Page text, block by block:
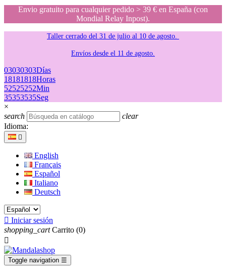
Envio gratuito para cualquier pedido > 39 € en España (con
Mondial Relay Inpost).
Taller cerrado del 31 de julio al 10 de agosto.
Envíos desde el 11 de agosto.
03030303Días
18181818Horas
52525252Min
35353535Seg
×
search
clear
Idioma:

English
Français
Español
Italiano
Deutsch
 Iniciar sesión
shopping_cart Carrito (0)

Toggle navigation ☰